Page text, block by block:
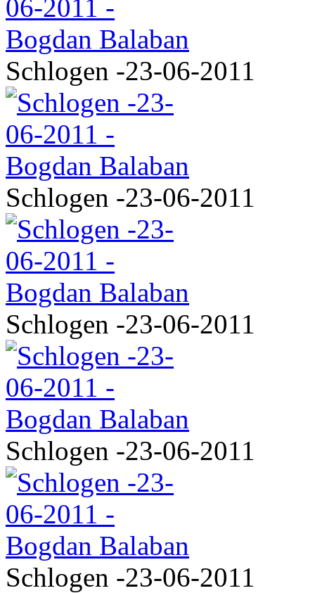
Schlogen -23-06-2011
Schlogen -23-06-2011
Schlogen -23-06-2011
Schlogen -23-06-2011
Schlogen -23-06-2011